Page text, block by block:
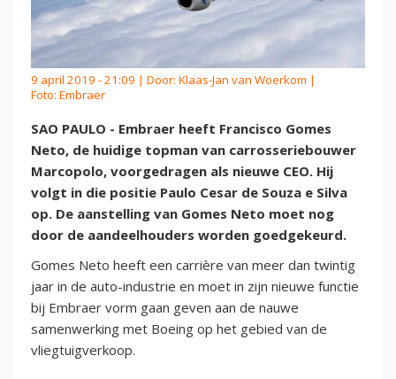
9 april 2019 - 21:09 | Door: Klaas-Jan van Woerkom |
Foto: Embraer
SAO PAULO - Embraer heeft Francisco Gomes
Neto, de huidige topman van carrosseriebouwer
Marcopolo, voorgedragen als nieuwe CEO. Hij
volgt in die positie Paulo Cesar de Souza e Silva
op. De aanstelling van Gomes Neto moet nog
door de aandeelhouders worden goedgekeurd.
Gomes Neto heeft een carrière van meer dan twintig
jaar in de auto-industrie en moet in zijn nieuwe functie
bij Embraer vorm gaan geven aan de nauwe
samenwerking met Boeing op het gebied van de
vliegtuigverkoop.